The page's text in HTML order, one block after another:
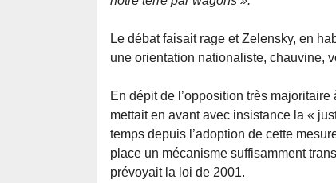
Le débat faisait rage et Zelensky, en
une orientation nationaliste, chauvine,
En dépit de l’opposition très
mettait en avant avec insistance la «
temps depuis l’adoption de cette
place un mécanisme suffisamment
prévoyait la loi de 2001.